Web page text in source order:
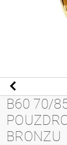
B60 70/
BRONZU